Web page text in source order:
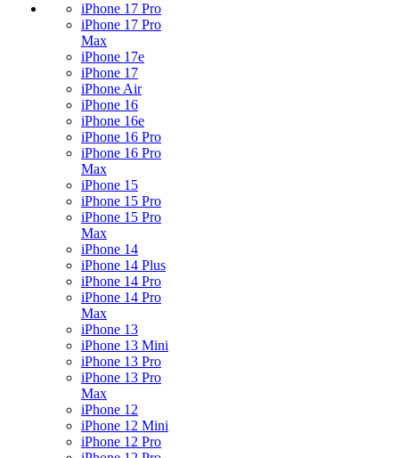
iPhone 17 Pro
iPhone 17 Pro
Max
iPhone 17e
iPhone 17
iPhone Air
iPhone 16
iPhone 16e
iPhone 16 Pro
iPhone 16 Pro
Max
iPhone 15
iPhone 15 Pro
iPhone 15 Pro
Max
iPhone 14
iPhone 14 Plus
iPhone 14 Pro
iPhone 14 Pro
Max
iPhone 13
iPhone 13 Mini
iPhone 13 Pro
iPhone 13 Pro
Max
iPhone 12
iPhone 12 Mini
iPhone 12 Pro